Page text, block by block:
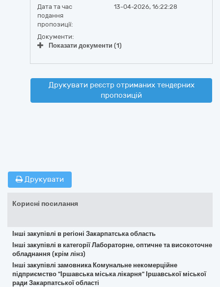
Дата та час
подання
пропозиції:
13-04-2026, 16:22:28
Документи:
Показати документи (1)
Друкувати реєстр отриманих тендерних
пропозицій
Друкувати
Корисні посилання
Інші закупівлі в регіоні Закарпатська область
Інші закупівлі в категорії Лабораторне, оптичне та високоточне
обладнання (крім лінз)
Інші закупівлі замовника Комунальне некомерційне
підприємство "Іршавська міська лікарня" Іршавської міської
ради Закарпатської області